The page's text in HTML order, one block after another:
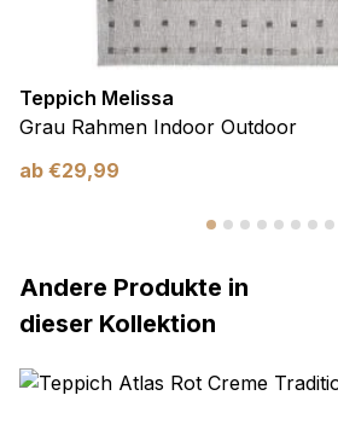
Teppich Melissa
Grau Rahmen Indoor Outdoor
ab €29,99
Andere Produkte in
dieser Kollektion